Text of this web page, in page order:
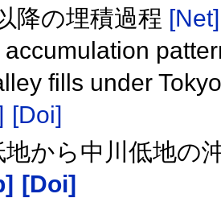
降の埋積過程 [Net]
fills under
[Doi]
地から中川低地の
[Doi]